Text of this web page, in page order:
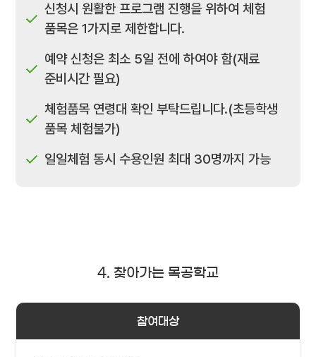
신청시 원활한 프로그램 진행을 위하여 체험
품목은 1가지로 제한합니다.
예약 신청은 최소 5일 전에 하여야 함(재료
준비시간 필요)
체험품목 연령대 확인 부탁드립니다.(초등학생
품목 체험불가)
일일체험 동시 수용인원 최대 30명까지 가능
4. 찾아가는 목공학교
참여대상